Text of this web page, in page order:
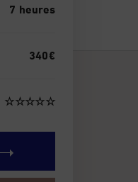
7 heures
340€
☆☆☆☆☆